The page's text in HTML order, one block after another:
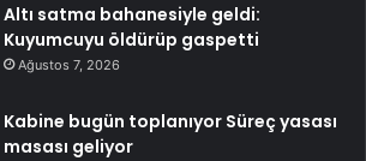
Altı satma bahanesiyle geldi:
Kuyumcuyu öldürüp gaspetti
Ağustos 7, 2026
Kabine bugün toplanıyor Süreç yasası
masası geliyor